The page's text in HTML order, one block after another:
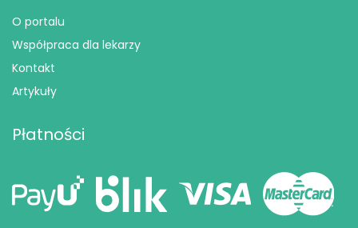
O portalu
Współpraca dla lekarzy
Kontakt
Artykuły
Płatności